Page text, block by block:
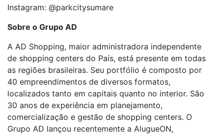
Instagram: @parkcitysumare
Sobre o Grupo AD
A AD Shopping, maior administradora independente
de shopping centers do País, está presente em todas
as regiões brasileiras. Seu portfólio é composto por
40 empreendimentos de diversos formatos,
localizados tanto em capitais quanto no interior. São
30 anos de experiência em planejamento,
comercialização e gestão de shopping centers. O
Grupo AD lançou recentemente a AlugueON,